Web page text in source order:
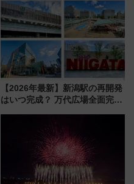
族旅行！ 深夜の正丸トンネル探
検や特急ラビューも
【2026年最新】新潟駅の再開発
はいつ完成？ 万代広場全面完成
開発、バスタ新潟構想まで徹底